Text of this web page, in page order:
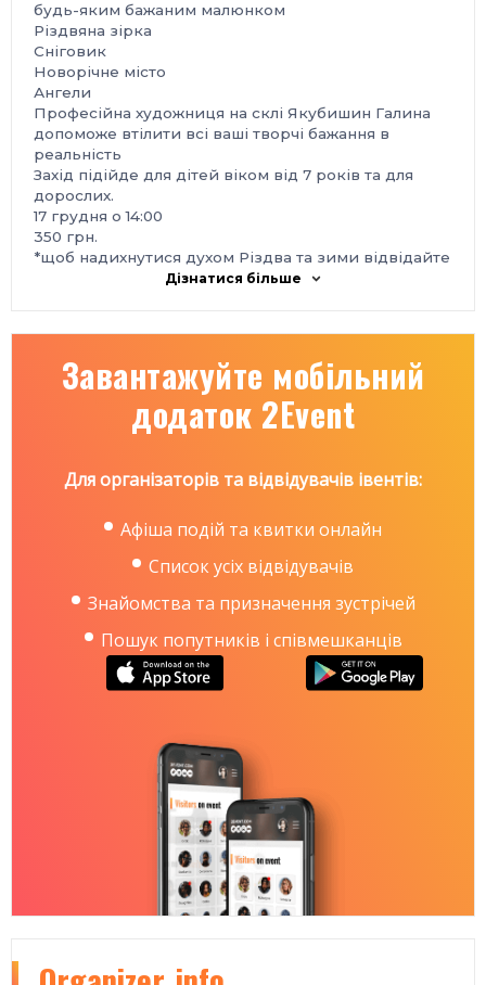
будь-яким бажаним малюнком
Різдвяна зірка
Сніговик
Новорічне місто
Ангели
Професійна художниця на склі Якубишин Галина
допоможе втілити всі ваші творчі бажання в
реальність
Захід підійде для дітей віком від 7 років та для
дорослих.
17 грудня о 14:00
350 грн.
*щоб надихнутися духом Різдва та зими відвідайте
виставку робіт у галереї ХотАртХол
Дізнатися більше
Завантажуйте мобільний
додаток 2Event
Для організаторів та відвідувачів івентів:
Афіша подій та квитки онлайн
Список усіх відвідувачів
Знайомства та призначення зустрічей
Пошук попутників і співмешканців